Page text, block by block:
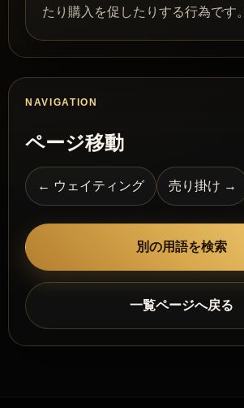
たり購入を促したりする行為です。
NAVIGATION
ページ移動
← ウェイティング 売り掛け →
別の用語を検索
一覧ページへ戻る